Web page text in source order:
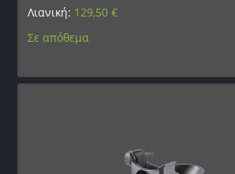
Λιανική: 129,50€
Σε απόθεμα